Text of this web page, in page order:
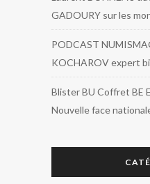
GADOURY sur les
PODCAST
KOCHAROV expert
Blister BU Coffret BE
Nouvelle face